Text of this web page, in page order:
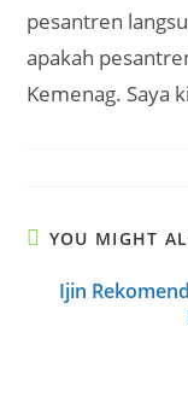
pesantren
apakah
Kemenag. Saya
YOU MIGHT
Ijin